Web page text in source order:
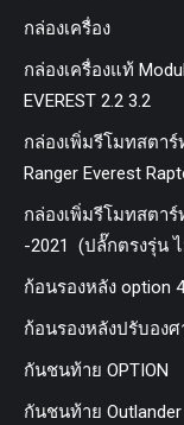
กล่องเครื่อง
กล่องเครื่องแท้
EVEREST 2.2 3.2
กล่องเพิ่มรีโมทสตา
Ranger Everest
กล่องเพิ่มรีโมทสตาร์
-2021 (ปลั๊กตรงรุ่น
ก้อนรองหลัง option
ก้อนรองหลังปรับองศ
กันชนท้าย OPTION
กันชนท้าย Outlander